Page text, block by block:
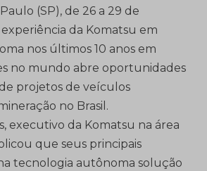
(SP), de 26 a 29 de
da Komatsu em
nos últimos 10 anos em
no mundo abre oportunidades
projetos de veículos
no Brasil.
executivo da Komatsu na área
que seus principais
tecnologia autônoma solução